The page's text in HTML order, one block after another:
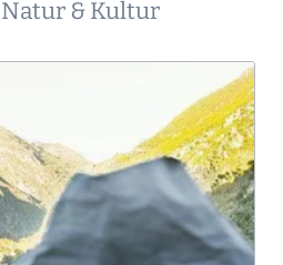
& Kultur